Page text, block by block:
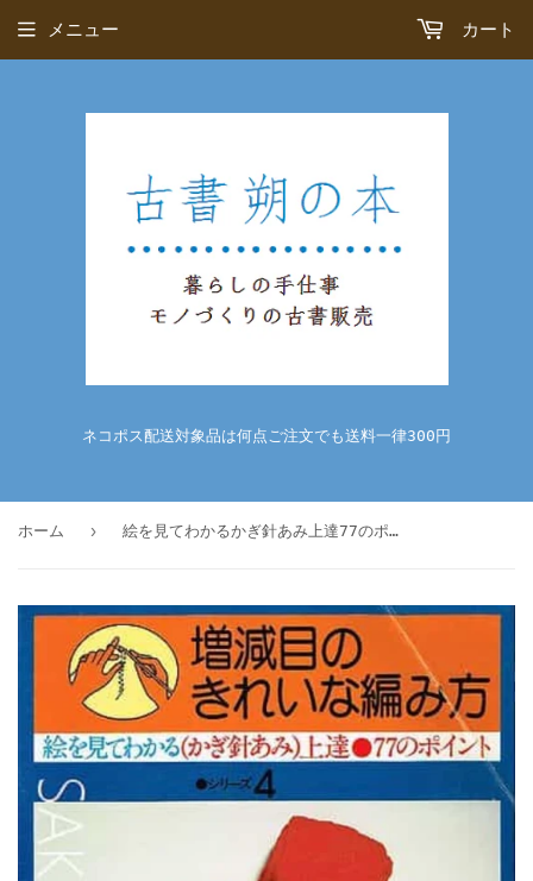
ネコポス配送対象品は何点ご注文でも送料一律300円
メニュー カート
ホーム › 絵を見てわかるかぎ針あみ上達77のポイント4 増減目のきれいな編み方